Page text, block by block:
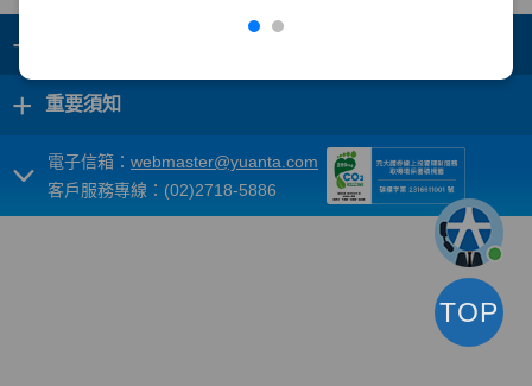
+
+ 重要須知
電子信箱： webmaster@yuanta.com
客戶服務專線：(02)2718-5886
TOP